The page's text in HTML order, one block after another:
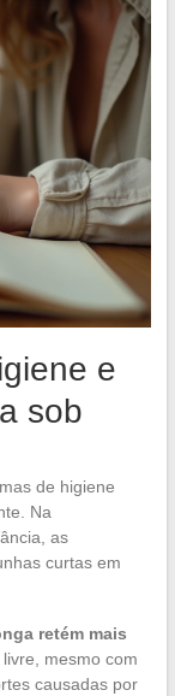
e
sob
de higiene
Na
as
curtas em
retém mais
mesmo com
causadas por